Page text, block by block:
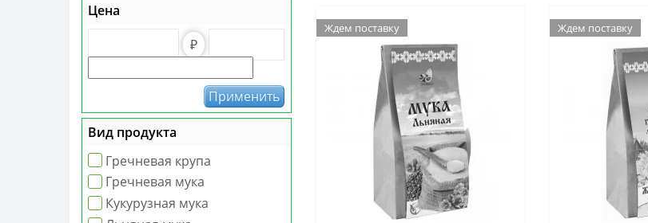
Цена
₽
Применить
Вид продукта
Гречневая крупа
Гречневая мука
Кукурузная мука
Ждем поставку Ждем поставку